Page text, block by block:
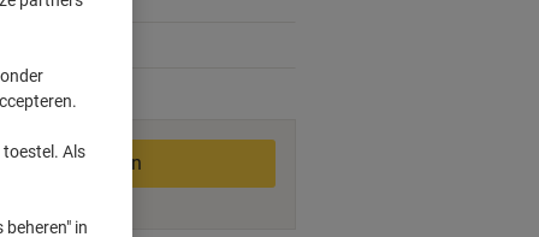
werkdagen
In winkelwagen
Als
in